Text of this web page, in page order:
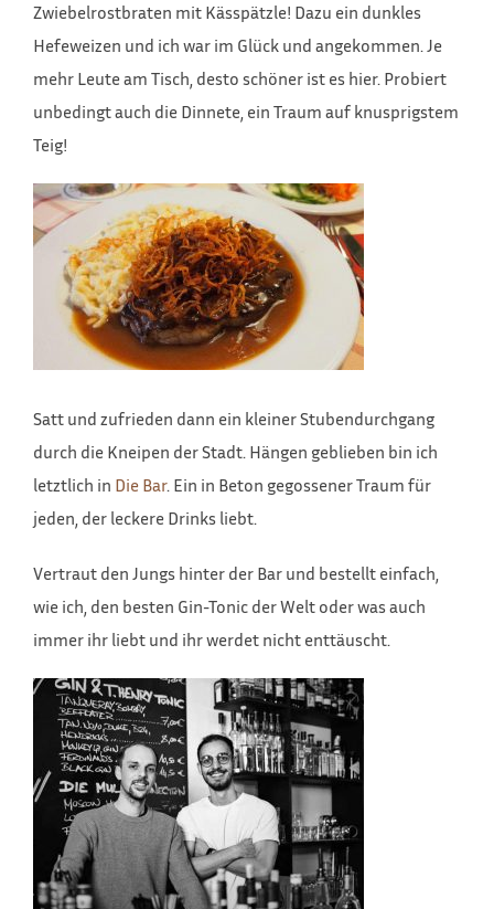
Zwiebelrostbraten mit Kässpätzle! Dazu ein dunkles
Hefeweizen und ich war im Glück und angekommen. Je
mehr Leute am Tisch, desto schöner ist es hier. Probiert
unbedingt auch die Dinnete, ein Traum auf knusprigstem
Teig!
Satt und zufrieden dann ein kleiner Stubendurchgang
durch die Kneipen der Stadt. Hängen geblieben bin ich
letztlich in Die Bar. Ein in Beton gegossener Traum für
jeden, der leckere Drinks liebt.
Vertraut den Jungs hinter der Bar und bestellt einfach,
wie ich, den besten Gin-Tonic der Welt oder was auch
immer ihr liebt und ihr werdet nicht enttäuscht.